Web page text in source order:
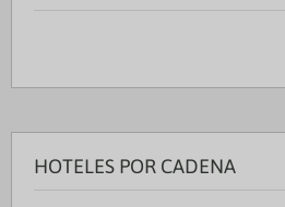
HOTELES POR CADENA